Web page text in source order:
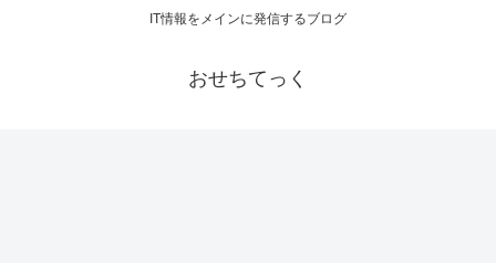
IT情報をメインに発信するブログ
おせちてっく